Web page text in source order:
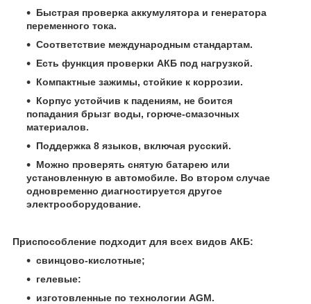
Быстрая проверка аккумулятора и генератора
переменного тока.
Соответствие международным стандартам.
Есть функция проверки АКБ под нагрузкой.
Компактные зажимы, стойкие к коррозии.
Корпус устойчив к падениям, не боится
попадания брызг воды, горюче-смазочных
материалов.
Поддержка 8 языков, включая русский.
Можно проверять снятую батарею или
установленную в автомобиле. Во втором случае
одновременно диагностируется другое
электрооборудование.
Приспособление подходит для всех видов АКБ:
свинцово-кислотные;
гелевые:
изготовленные по технологии AGM.